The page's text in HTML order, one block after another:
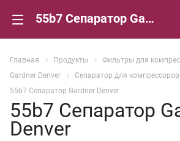
55b7 Сепаратор Gardner Denver
Главная Продукты
Фильтры для
Gardner Denver
Сепаратор для компрессоров
55b7 Сепаратор Gardner Denver
55b7 Сепаратор
Denver